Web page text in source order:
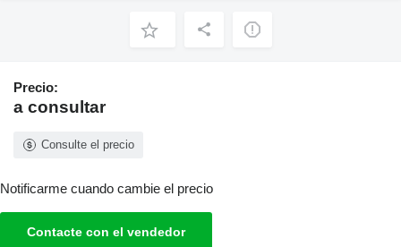
Precio:
a consultar
Consulte el precio
Notificarme cuando cambie el precio
Contacte con el vendedor